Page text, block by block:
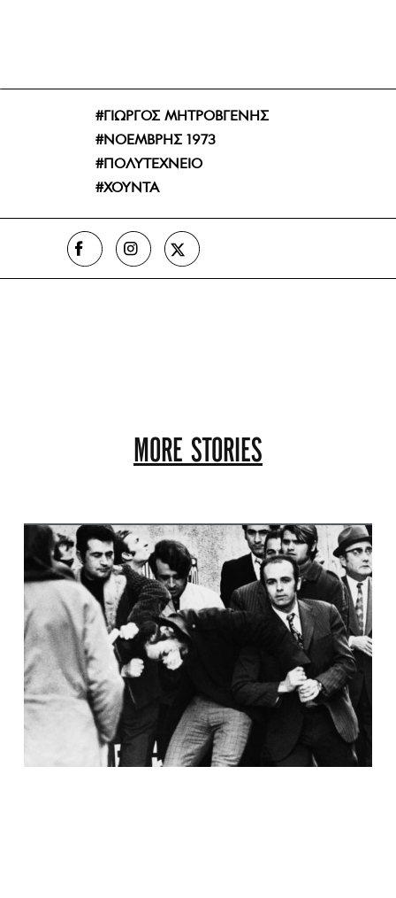
ΓΙΩΡΓΟΣ ΜΗΤΡΟΒΓΕΝΗΣ
ΝΟΕΜΒΡΗΣ 1973
ΠΟΛΥΤΕΧΝΕΙΟ
ΧΟΥΝΤΑ
MORE STORIES